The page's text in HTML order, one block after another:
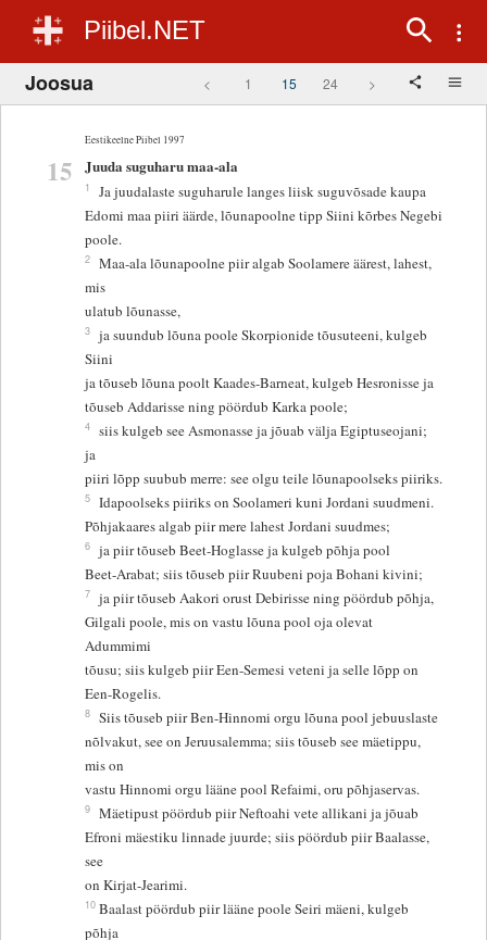
Piibel.NET
Joosua < 1 15 24 >
Eestikeelne Piibel 1997
15 Juuda suguharu maa-ala
1
Ja juudalaste suguharule langes liisk suguvõsade kaupa
Edomi maa piiri äärde, lõunapoolne tipp Siini kõrbes Negebi
poole.
2 Maa-ala lõunapoolne piir algab Soolamere äärest, lahest,
mis
ulatub lõunasse,
3 ja suundub lõuna poole Skorpionide tõusuteeni, kulgeb
Siini
ja tõuseb lõuna poolt Kaades-Barneat, kulgeb Hesronisse ja
tõuseb Addarisse ning pöördub Karka poole;
4 siis kulgeb see Asmonasse ja jõuab välja Egiptuseojani;
ja
piiri lõpp suubub merre: see olgu teile lõunapoolseks piiriks.
5 Idapoolseks piiriks on Soolameri kuni Jordani suudmeni.
Põhjakaares algab piir mere lahest Jordani suudmes;
6 ja piir tõuseb Beet-Hoglasse ja kulgeb põhja pool
Beet-Arabat; siis tõuseb piir Ruubeni poja Bohani kivini;
7 ja piir tõuseb Aakori orust Debirisse ning pöördub põhja,
Gilgali poole, mis on vastu lõuna pool oja olevat
Adummimi
tõusu; siis kulgeb piir Een-Semesi veteni ja selle lõpp on
Een-Rogelis.
8 Siis tõuseb piir Ben-Hinnomi orgu lõuna pool jebuuslaste
nõlvakut, see on Jeruusalemma; siis tõuseb see mäetippu,
mis on
vastu Hinnomi orgu lääne pool Refaimi, oru põhjaservas.
9 Mäetipust pöördub piir Neftoahi vete allikani ja jõuab
Efroni mäestiku linnade juurde; siis pöördub piir Baalasse,
see
on Kirjat-Jearimi.
10 Baalast pöördub piir lääne poole Seiri mäeni, kulgeb
põhja